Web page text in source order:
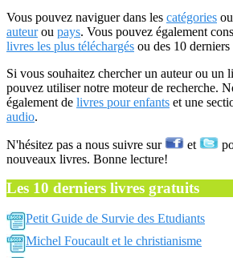
Vous pouvez naviguer dans les catégories
auteurou pays. Vous pouvez également
livres les plus téléchargés ou des 10
Si vous souhaitez chercher un auteur ou un
pouvez utiliser notre moteur de recherche.
également de livres pour enfants et une
audio.
N'hésitez pas a nous suivre sur et
nouveaux livres. Bonne lecture!
Les 10 derniers livres gratuits
Petit Guide de Survie des Etudiants
Michel Foucault et le christianisme